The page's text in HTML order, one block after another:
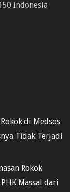
Indonesia
di Medsos
Tidak Terjadi
Rokok
Massal dari